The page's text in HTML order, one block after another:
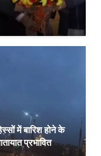
में बारिश होने के
प्रभावित